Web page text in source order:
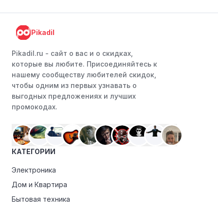
Pikadil
Pikadil.ru - cайт о вас и о скидках,
которые вы любите. Присоединяйтесь к
нашему сообществу любителей скидок,
чтобы одним из первых узнавать о
выгодных предложениях и лучших
промокодах.
КАТЕГОРИИ
Электроника
Дом и Квартира
Бытовая техника